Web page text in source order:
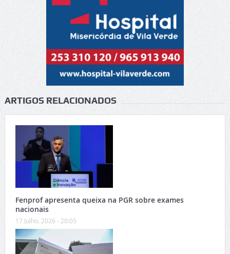
ARTIGOS RELACIONADOS
Fenprof apresenta queixa na PGR sobre exames
nacionais
17 Julho, 2026 - 20:05